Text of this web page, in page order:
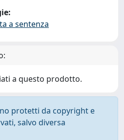
a sentenza
a questo prodotto.
protetti da copyright e
salvo diversa